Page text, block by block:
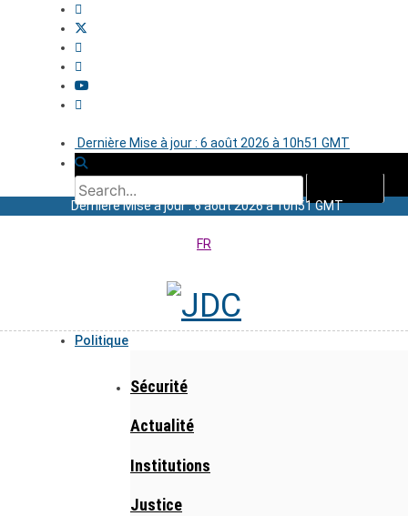
Dernière Mise à jour : 6 août 2026 à 10h51 GMT
Dernière Mise à jour : 6 août 2026 à 10h51 GMT
FR
Politique
Sécurité
Actualité
Institutions
Justice